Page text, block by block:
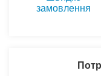
замовлення